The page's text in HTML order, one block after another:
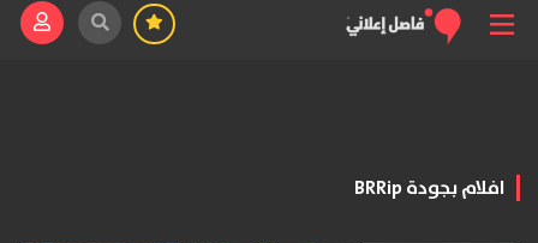
افلام بجودة BRRip